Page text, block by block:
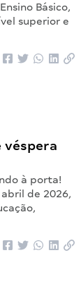
Básico,
superior e
véspera
à porta!
de 2026,